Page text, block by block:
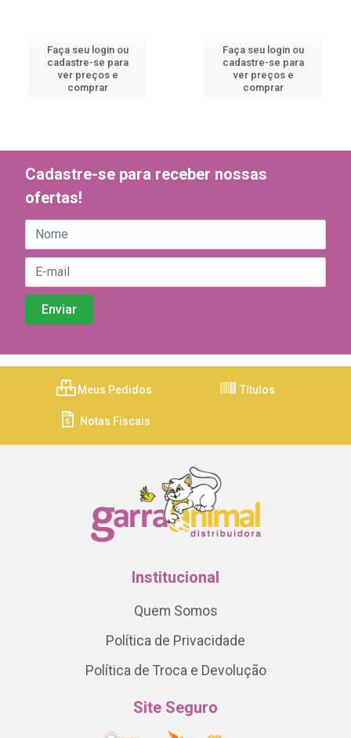
Faça seu login ou
cadastre-se para
ver preços e
comprar
Faça seu login ou
cadastre-se para
ver preços e
comprar
Cadastre-se para receber nossas
ofertas!
Meus Pedidos Títulos
Notas Fiscais
Institucional
Quem Somos
Política de Privacidade
Política de Troca e Devolução
Site Seguro